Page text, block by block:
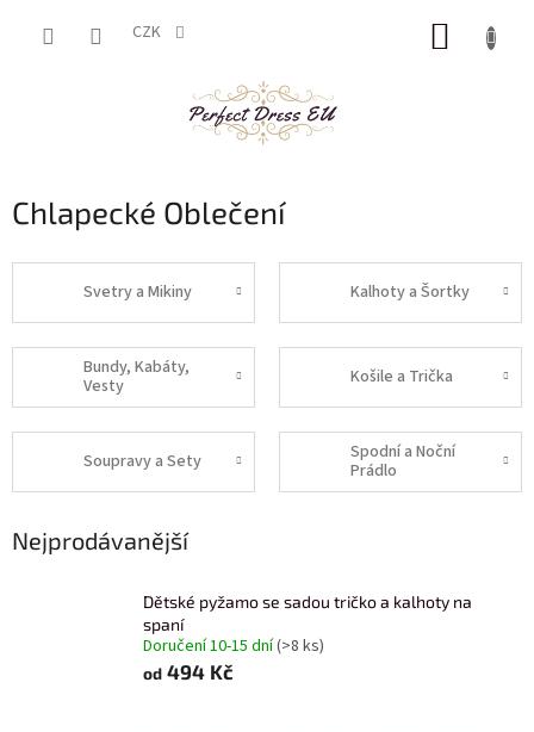
CZK
Chlapecké Oblečení
Svetry a Mikiny Kalhoty a Šortky
Bundy, Kabáty,
Vesty
Košile a Trička
Soupravy a Sety
Spodní a Noční
Prádlo
Nejprodávanější
Dětské pyžamo se sadou tričko a kalhoty na
spaní
Doručení 10-15 dní(>8 ks)
od 494 Kč